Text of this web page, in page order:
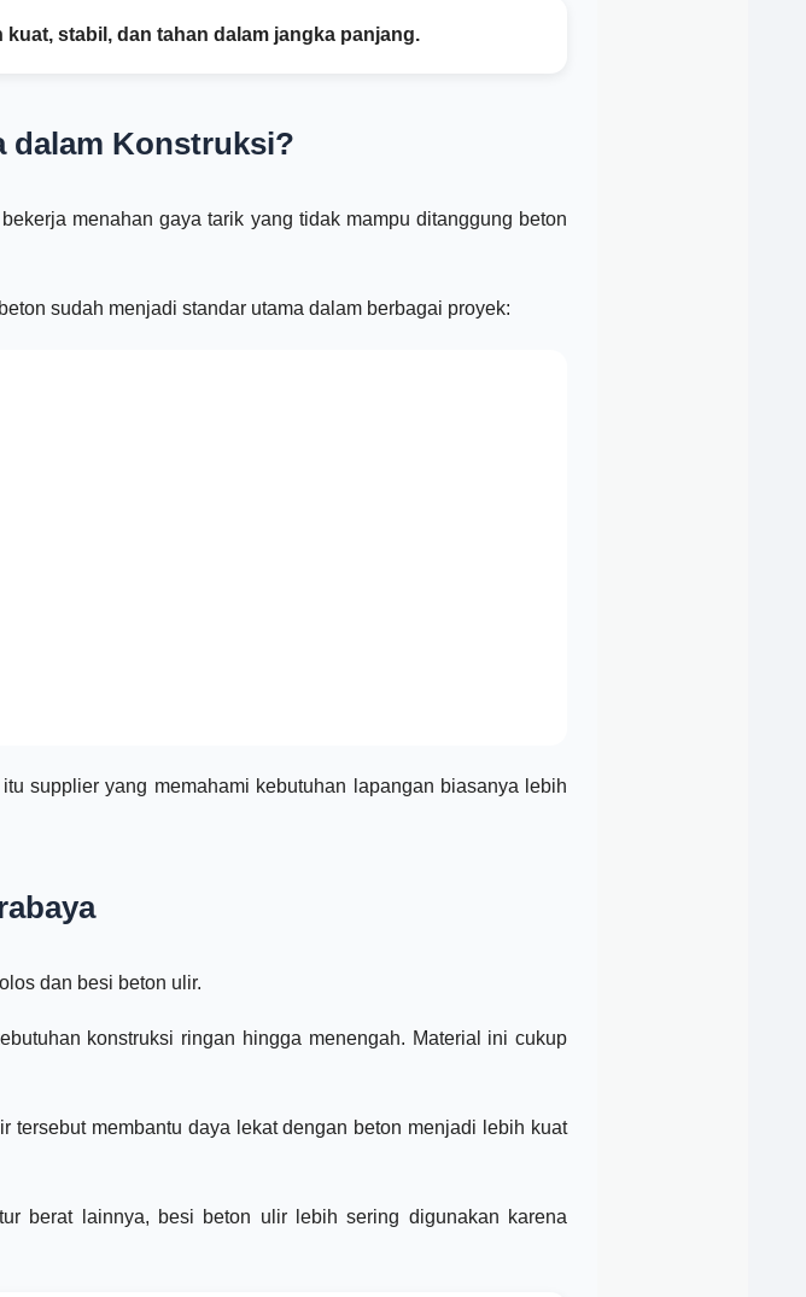
stabil, dan tahan dalam jangka panjang.
dalam Konstruksi?
menahan gaya tarik yang tidak mampu ditanggung beton
sudah menjadi standar utama dalam berbagai proyek:
supplier yang memahami kebutuhan lapangan biasanya lebih
dan besi beton ulir.
konstruksi ringan hingga menengah. Material ini cukup
membantu daya lekat dengan beton menjadi lebih kuat
berat lainnya, besi beton ulir lebih sering digunakan karena